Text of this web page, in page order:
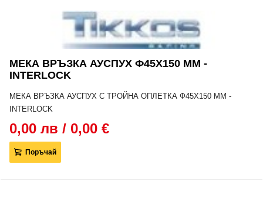
МЕКА ВРЪЗКА АУСПУХ Ф45Х150 MM -
INTERLOCK
МЕКА ВРЪЗКА АУСПУХ С ТРОЙНА ОПЛЕТКА Ф45Х150 MM -
INTERLOCK
0,00 лв / 0,00 €
Поръчай